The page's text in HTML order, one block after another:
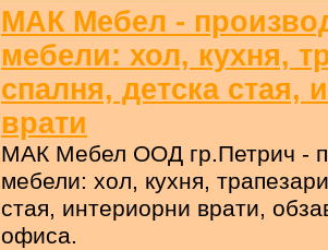
МАК Мебел -
мебели: хол, кухня,
спалня, детска стая,
врати
МАК Мебел ООД гр.Петрич -
мебели: хол, кухня,
стая, интериорни врати,
офиса.